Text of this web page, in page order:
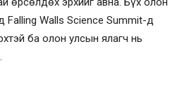
Falling Walls Science Summit-д
ба олон улсын ялагч нь